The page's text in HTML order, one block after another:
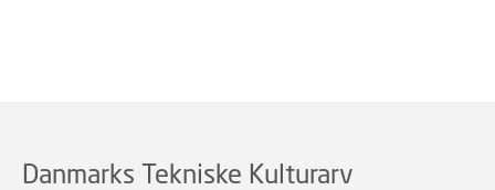
Danmarks Tekniske Kulturarv